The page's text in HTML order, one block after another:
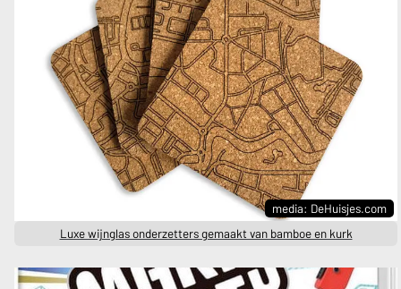
media: DeHuisjes.com
Luxe wijnglas onderzetters gemaakt van bamboe en kurk